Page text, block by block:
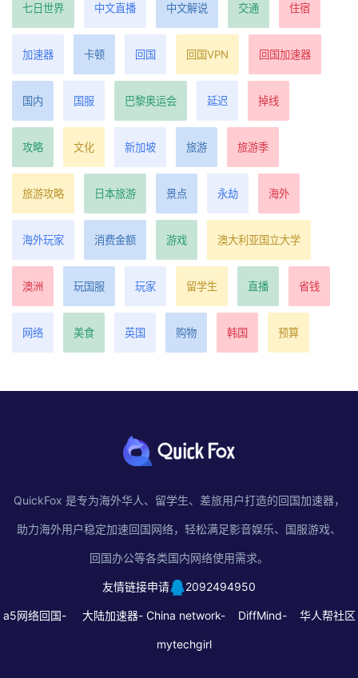
七日世界 中文直播 中文解说 交通 住宿
加速器 卡顿 回国 回国VPN 回国加速器
国内 国服 巴黎奥运会 延迟 掉线
攻略 文化 新加坡 旅游 旅游季
旅游攻略 日本旅游 景点 永劫 海外
海外玩家 消费金额 游戏 澳大利亚国立大学
澳洲 玩国服 玩家 留学生 直播 省钱
网络 美食 英国 购物 韩国 预算
QuickFox 是专为海外华人、留学生、差旅用户打造的回国加速器，
助力海外用户稳定加速回国网络，轻松满足影音娱乐、国服游戏、
回国办公等各类国内网络使用需求。
友情链接申请 2092494950
a5网络回国- 大陆加速器- China network- DiffMind- 华人帮社区
mytechgirl